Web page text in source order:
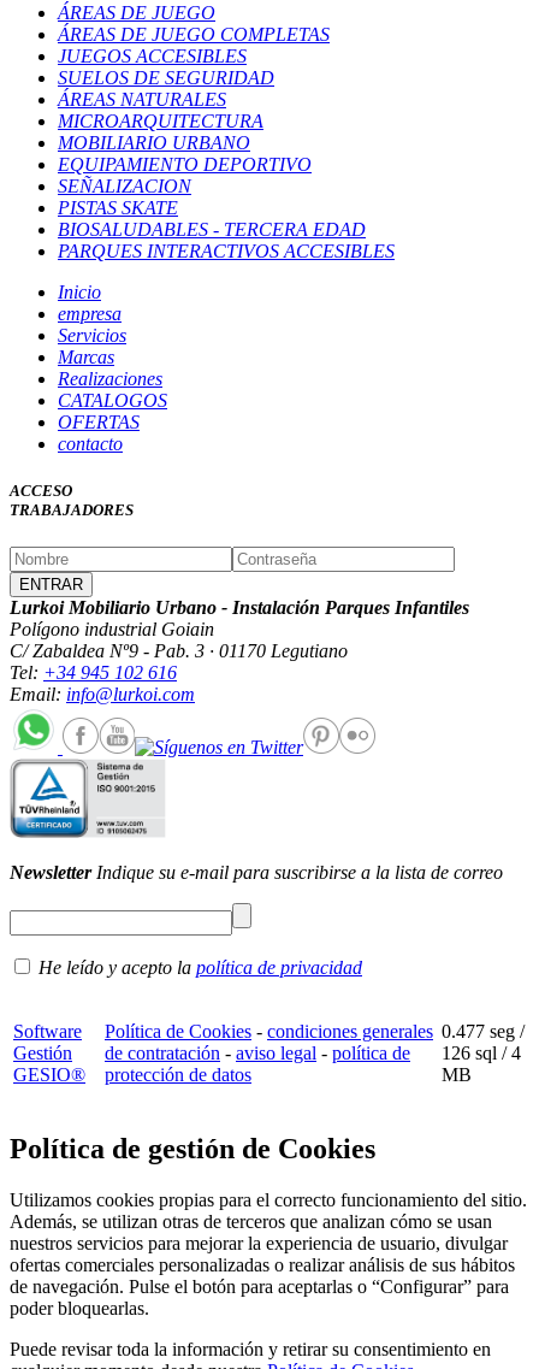
ÁREAS DE JUEGO
ÁREAS DE JUEGO COMPLETAS
JUEGOS ACCESIBLES
SUELOS DE SEGURIDAD
ÁREAS NATURALES
MICROARQUITECTURA
MOBILIARIO URBANO
EQUIPAMIENTO DEPORTIVO
SEÑALIZACION
PISTAS SKATE
BIOSALUDABLES - TERCERA EDAD
PARQUES INTERACTIVOS ACCESIBLES
Inicio
empresa
Servicios
Marcas
Realizaciones
CATALOGOS
OFERTAS
contacto
ACCESO
TRABAJADORES
Lurkoi Mobiliario Urbano - Instalación Parques Infantiles
Polígono industrial Goiain
C/ Zabaldea Nº9 - Pab. 3 · 01170 Legutiano
Tel: +34 945 102 616
Email: info@lurkoi.com
NewsletterIndique su e-mail para suscribirse a la lista de correo
He leído y acepto la política de privacidad
Software
Gestión
GESIO®
Política de Cookies - condiciones generales
de contratación - aviso legal - política de
protección de datos
0.477 seg /
126 sql / 4
MB
Política de gestión de Cookies
Utilizamos cookies propias para el correcto funcionamiento del sitio.
Además, se utilizan otras de terceros que analizan cómo se usan
nuestros servicios para mejorar la experiencia de usuario, divulgar
ofertas comerciales personalizadas o realizar análisis de sus hábitos
de navegación. Pulse el botón para aceptarlas o “Configurar” para
poder bloquearlas.
Puede revisar toda la información y retirar su consentimiento en